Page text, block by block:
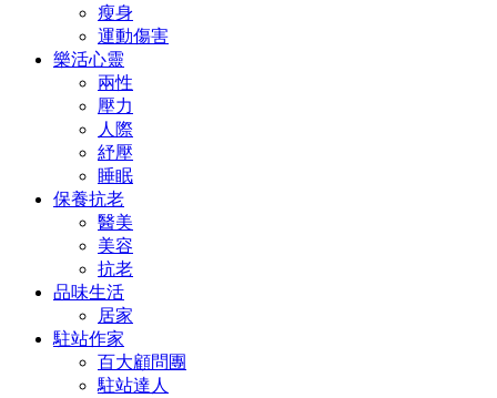
瘦身
運動傷害
樂活心靈
兩性
壓力
人際
紓壓
睡眠
保養抗老
醫美
美容
抗老
品味生活
居家
駐站作家
百大顧問團
駐站達人